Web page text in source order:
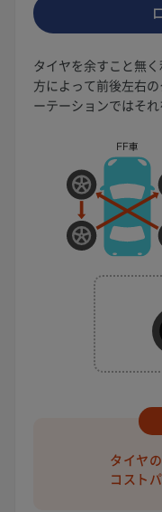
タイヤを余すこと無
方によって前後左右
ーテーションではそれ
タイヤ
コスト